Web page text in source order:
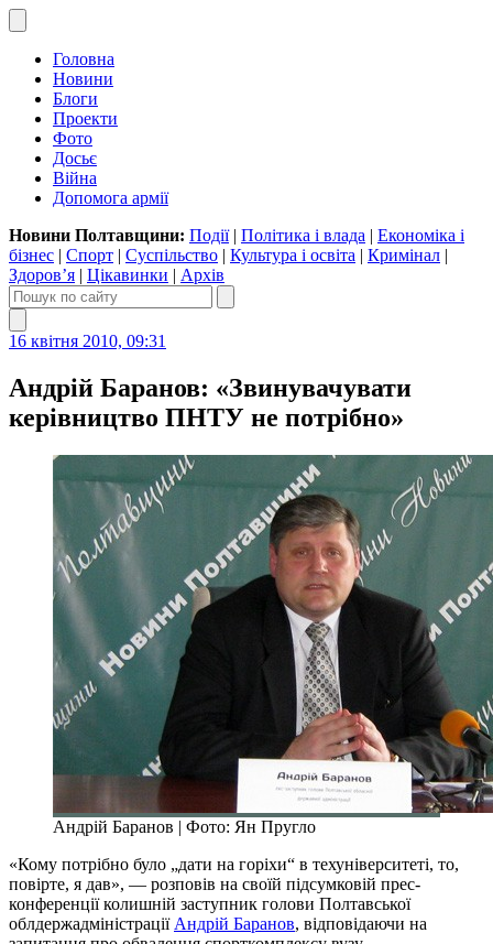
Головна
Новини
Блоги
Проекти
Фото
Досьє
Війна
Допомога армії
Новини Полтавщини: Події| Політика і влада | Економіка і
бізнес | Спорт | Суспільство | Культура і освіта | Кримінал |
Здоров’я | Цікавинки | Архів
16 квітня 2010, 09:31
Андрій Баранов: «Звинувачувати
керівництво ПНТУ не потрібно»
Андрій Баранов | Фото: Ян Пругло
«Кому потрібно було „дати на горіхи“ в техуніверситеті, то,
повірте, я дав», — розповів на своїй підсумковій прес-
конференції колишній заступник голови Полтавської
облдержадміністрації Андрій Баранов, відповідаючи на